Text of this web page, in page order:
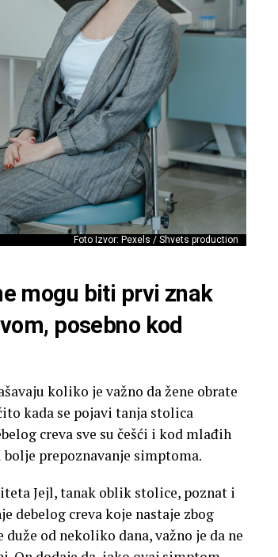
Foto Izvor: Pexels / Shvets production
mogu biti prvi znak
posebno kod
koliko je važno da žene obrate
kada se pojavi tanja stolica
creva sve su češći i kod mlađih
bolje prepoznavanje simptoma.
Jejl, tanak oblik stolice, poznat i
debelog creva koje nastaje zbog
od nekoliko dana, važno je da ne